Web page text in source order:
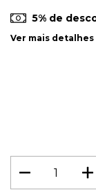
5% de
Ver mais detalhes